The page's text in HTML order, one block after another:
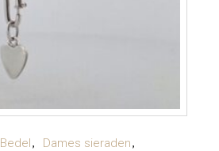
LEES VERDER
Bedel
Dames sieraden